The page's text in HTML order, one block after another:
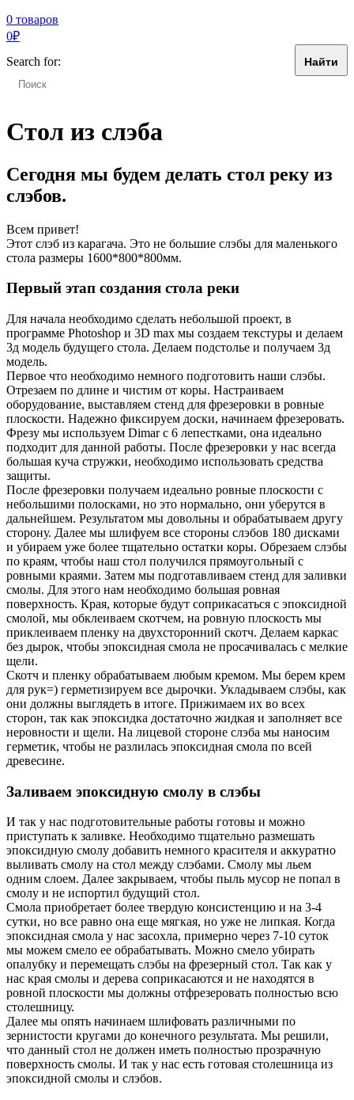
0 товаров
0₽
Search for:
Стол из слэба
Сегодня мы будем делать стол реку из
слэбов.
Всем привет!
Этот слэб из карагача. Это не большие слэбы для маленького
стола размеры 1600*800*800мм.
Первый этап создания стола реки
Для начала необходимо сделать небольшой проект, в
программе Photoshop и 3D max мы создаем текстуры и делаем
3д модель будущего стола. Делаем подстолье и получаем 3д
модель.
Первое что необходимо немного подготовить наши слэбы.
Отрезаем по длине и чистим от коры. Настраиваем
оборудование, выставляем стенд для фрезеровки в ровные
плоскости. Надежно фиксируем доски, начинаем фрезеровать.
Фрезу мы используем Dimar с 6 лепестками, она идеально
подходит для данной работы. После фрезеровки у нас всегда
большая куча стружки, необходимо использовать средства
защиты.
После фрезеровки получаем идеально ровные плоскости с
небольшими полосками, но это нормально, они уберутся в
дальнейшем. Результатом мы довольны и обрабатываем другу
сторону. Далее мы шлифуем все стороны слэбов 180 дисками
и убираем уже более тщательно остатки коры. Обрезаем слэбы
по краям, чтобы наш стол получился прямоугольный с
ровными краями. Затем мы подготавливаем стенд для заливки
смолы. Для этого нам необходимо большая ровная
поверхность. Края, которые будут соприкасаться с эпоксидной
смолой, мы обклеиваем скотчем, на ровную плоскость мы
приклеиваем пленку на двухсторонний скотч. Делаем каркас
без дырок, чтобы эпоксидная смола не просачивалась с мелкие
щели.
Скотч и пленку обрабатываем любым кремом. Мы берем крем
для рук=) герметизируем все дырочки. Укладываем слэбы, как
они должны выглядеть в итоге. Прижимаем их во всех
сторон, так как эпоксидка достаточно жидкая и заполняет все
неровности и щели. На лицевой стороне слэба мы наносим
герметик, чтобы не разлилась эпоксидная смола по всей
древесине.
Заливаем эпоксидную смолу в слэбы
И так у нас подготовительные работы готовы и можно
приступать к заливке. Необходимо тщательно размешать
эпоксидную смолу добавить немного красителя и аккуратно
выливать смолу на стол между слэбами. Смолу мы льем
одним слоем. Далее закрываем, чтобы пыль мусор не попал в
смолу и не испортил будущий стол.
Смола приобретает более твердую консистенцию и на 3-4
сутки, но все равно она еще мягкая, но уже не липкая. Когда
эпоксидная смола у нас засохла, примерно через 7-10 суток
мы можем смело ее обрабатывать. Можно смело убирать
опалубку и перемещать слэбы на фрезерный стол. Так как у
нас края смолы и дерева соприкасаются и не находятся в
ровной плоскости мы должны отфрезеровать полностью всю
столешницу.
Далее мы опять начинаем шлифовать различными по
зернистости кругами до конечного результата. Мы решили,
что данный стол не должен иметь полностью прозрачную
поверхность смолы. И так у нас есть готовая столешница из
эпоксидной смолы и слэбов.